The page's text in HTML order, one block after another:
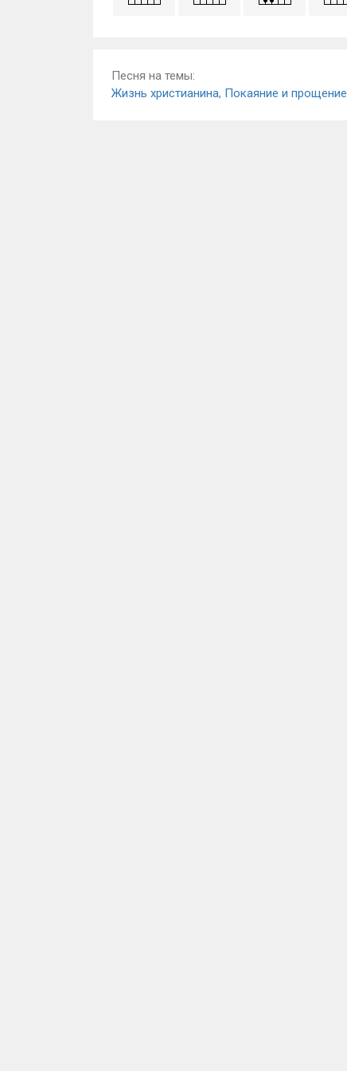
Песня на темы:
Жизнь христианина, Покаяние и прощение